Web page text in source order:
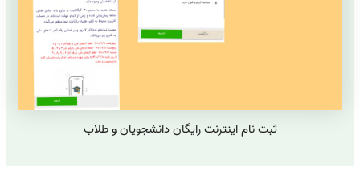
ثبت نام اینترنت رایگان دانشجویان و طلاب